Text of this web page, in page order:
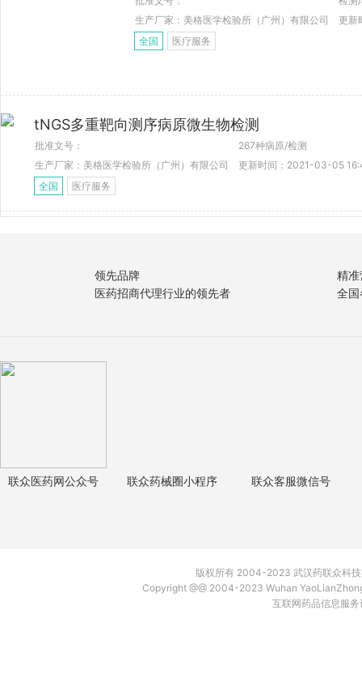
生产厂家：美格医学检验所（广州）有限公司
更新
全国
医疗服务
tNGS多重靶向测序病原微生物检测
批准文号：
267种病原/检测
生产厂家：美格医学检验所（广州）有限公司
更新时间：2021-03-05
全国
医疗服务
领先品牌
医药招商代理行业的领先者
精
全
联众医药网公众号 联众药械圈小程序 联众客服微信号
版权所有 2004-2023 武汉药联众科
Copyright @@ 2004-2023 Wuhan
互联网药品信息服